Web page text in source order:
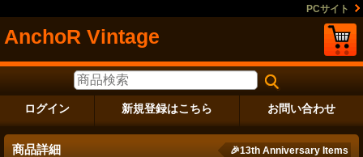
PCサイト
AnchoR Vintage
ログイン 新規登録はこちら お問い合わせ
商品詳細 🎉13th Anniversary Items